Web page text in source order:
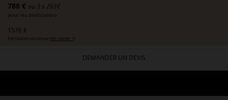
788 € ou 3 x 263€
pour les particuliers
1576 €
formation continue ( en savoir + )
DEMANDER UN DEVIS